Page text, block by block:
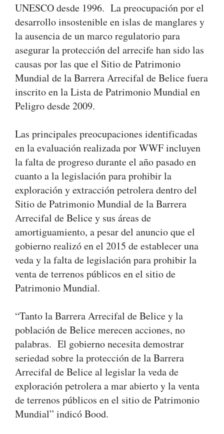
UNESCO desde 1996. La preocupación por el
desarrollo insostenible en islas de manglares y
la ausencia de un marco regulatorio para
asegurar la protección del arrecife han sido las
causas por las que el Sitio de Patrimonio
Mundial de la Barrera Arrecifal de Belice fuera
inscrito en la Lista de Patrimonio Mundial en
Peligro desde 2009.
Las principales preocupaciones identificadas
en la evaluación realizada por WWF incluyen
la falta de progreso durante el año pasado en
cuanto a la legislación para prohibir la
exploración y extracción petrolera dentro del
Sitio de Patrimonio Mundial de la Barrera
Arrecifal de Belice y sus áreas de
amortiguamiento, a pesar del anuncio que el
gobierno realizó en el 2015 de establecer una
veda y la falta de legislación para prohibir la
venta de terrenos públicos en el sitio de
Patrimonio Mundial.
“Tanto la Barrera Arrecifal de Belice y la
población de Belice merecen acciones, no
palabras. El gobierno necesita demostrar
seriedad sobre la protección de la Barrera
Arrecifal de Belice al legislar la veda de
exploración petrolera a mar abierto y la venta
de terrenos públicos en el sitio de Patrimonio
Mundial” indicó Bood.